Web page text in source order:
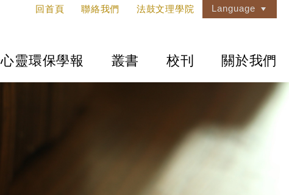
回首頁 聯絡我們 法鼓文理學院 Language
心靈環保學報 叢書 校刊 關於我們